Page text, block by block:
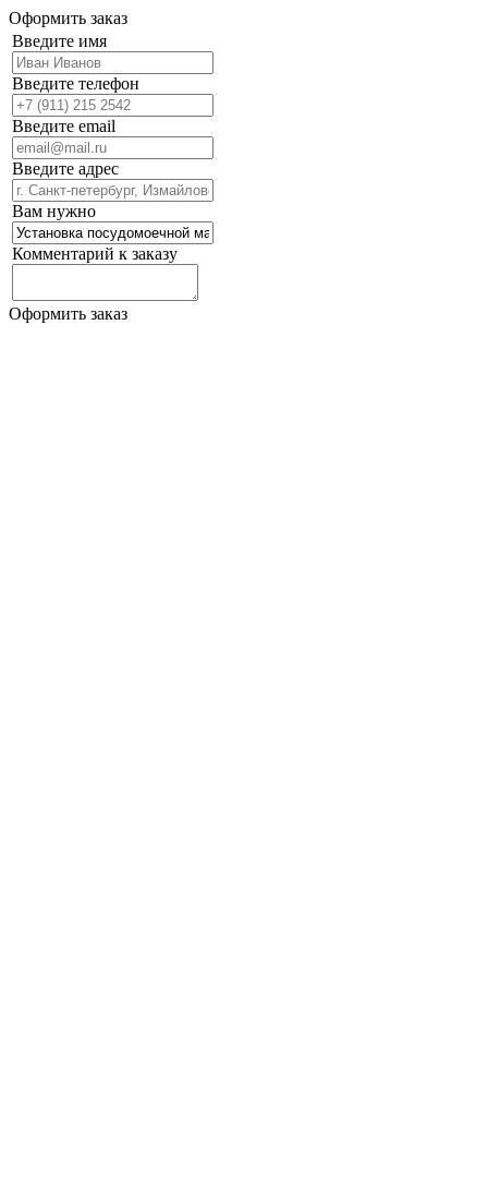
Оформить заказ
Введите имя
Введите телефон
Введите email
Введите адрес
Вам нужно
Комментарий к заказу
Оформить заказ